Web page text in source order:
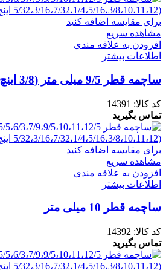
برای مقایسه اضافه کنید
مشاهده سریع
افزودن به علاقه مندی
اطلاعات بیشتر
ساچمه قطر 9/5 میلی متر (3/8 اینچ)
کد کالا: 14391
تماس بگیرید
برای مقایسه اضافه کنید
مشاهده سریع
افزودن به علاقه مندی
اطلاعات بیشتر
ساچمه قطر 10 میلی متر
کد کالا: 14392
تماس بگیرید